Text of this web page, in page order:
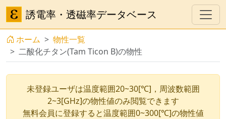
誘電率・透磁率データベース
ホーム
物性一覧
二酸化チタン(Tam Ticon B)の物性
未登録ユーザは温度範囲20~30[℃]，周波数範囲
2~3[GHz]の物性値のみ閲覧できます
無料会員に登録すると温度範囲0~300[℃]の物性値